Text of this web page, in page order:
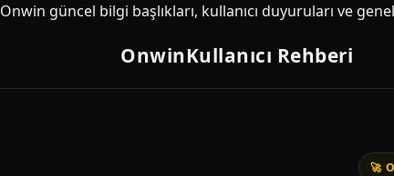
Onwin güncel bilgi başlıkları, kullanıcı duyuruları ve
OnwinKullanıcı Rehberi
🚀